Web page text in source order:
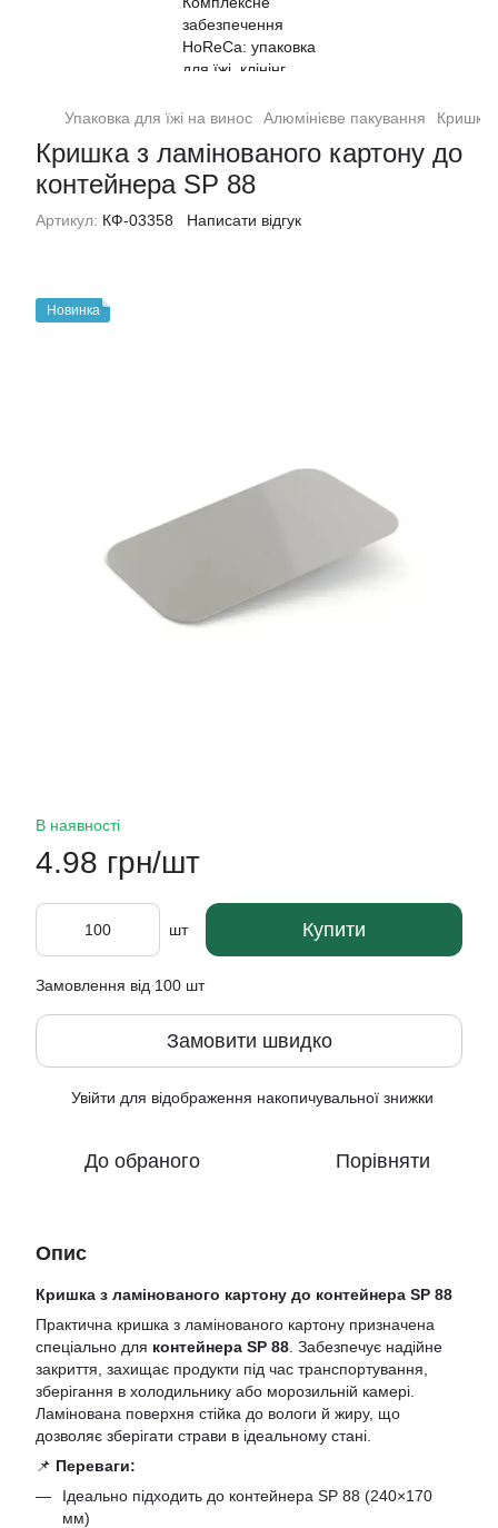
Упаковка для їжі на винос Алюмінієве пакування Кришка
Кришка з ламінованого картону до
контейнера SP 88
Артикул: КФ-03358 Написати відгук
Новинка
В наявності
4.98 грн/шт
шт Купити
Замовлення від 100 шт
Замовити швидко
Увійти для відображення накопичувальної знижки
До обраного Порівняти
Опис
Кришка з ламінованого картону до контейнера SP 88
Практична кришка з ламінованого картону призначена
спеціально для контейнера SP 88 . Забезпечує надійне
закриття, захищає продукти під час транспортування,
зберігання в холодильнику або морозильній камері.
Ламінована поверхня стійка до вологи й жиру, що
дозволяє зберігати страви в ідеальному стані.
📌 Переваги:
Ідеально підходить до контейнера SP 88 (240×170
мм)